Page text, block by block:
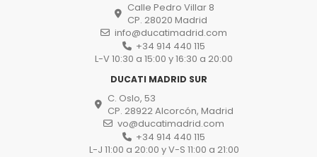
Calle Pedro Villar 8
CP. 28020 Madrid
info@ducatimadrid.com
+34 914 440 115
L-V 10:30 a 15:00 y 16:30 a 20:00
DUCATI MADRID SUR
C. Oslo, 53
CP. 28922 Alcorcón, Madrid
vo@ducatimadrid.com
+34 914 440 115
L-J 11:00 a 20:00 y V-S 11:00 a 21:00